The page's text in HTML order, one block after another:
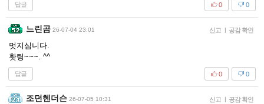
답글 0
0
느린곰 26-07-04 23:01 신고 | 공감 확인
멋지심니다.
홧팅~~~. ^^
답글 0
0
조던헨더슨 26-07-05 10:31 신고 | 공감 확인